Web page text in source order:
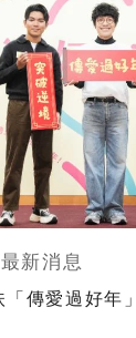
公益
兒童保護
最新消息
「傳愛過好年